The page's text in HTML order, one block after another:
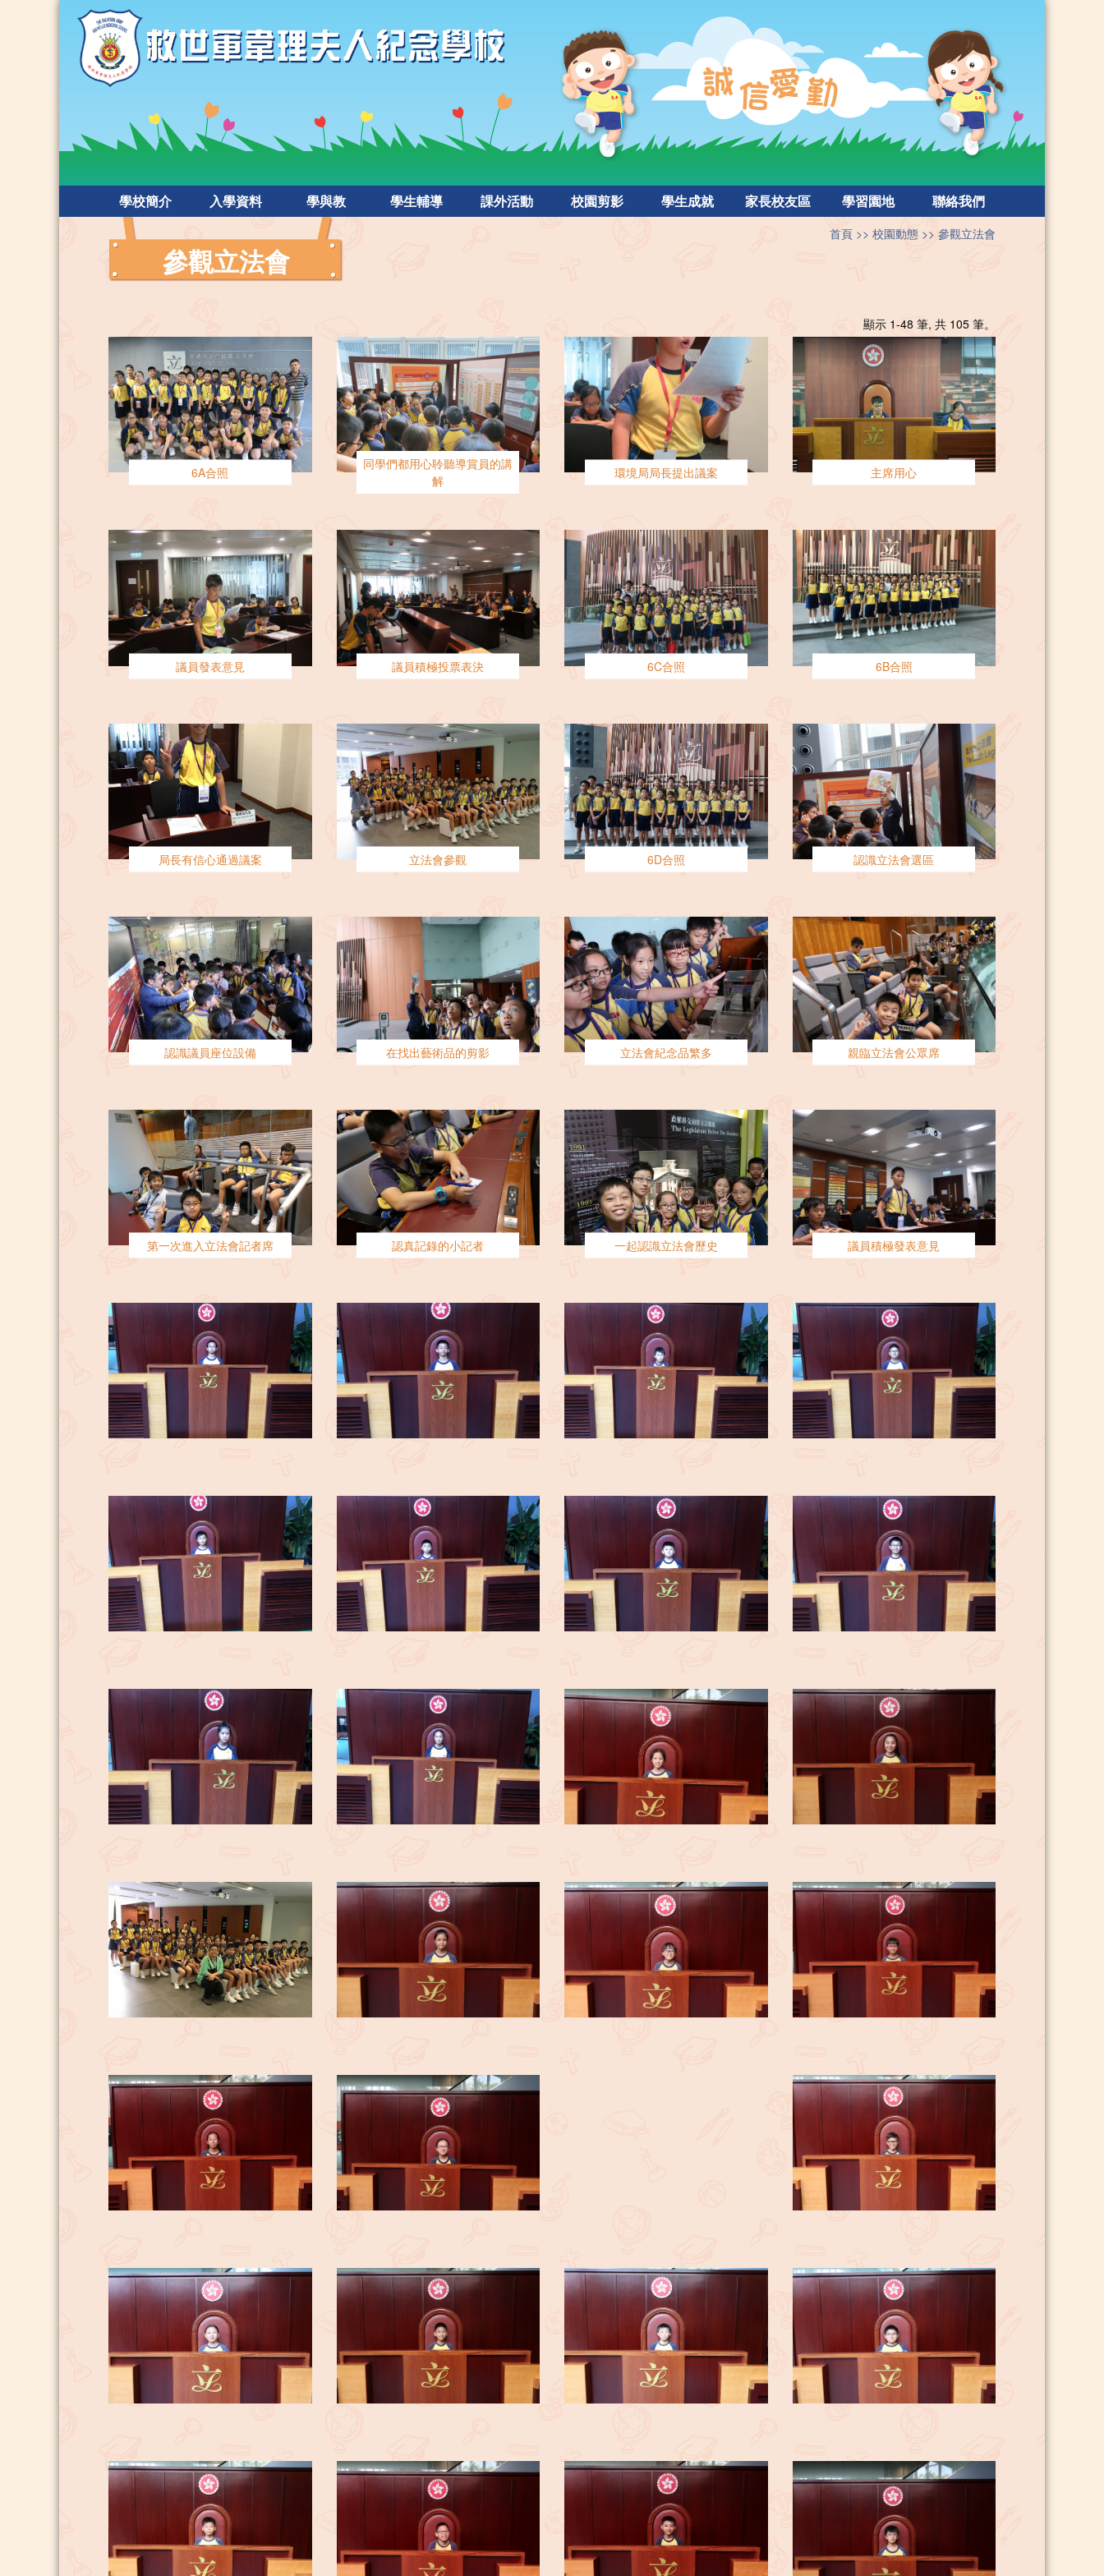
學校簡介 入學資料 學與教 學生輔導 課外活動 校園剪影 學生成就 家長校友區 學習園地 聯絡我們
參觀立法會
首頁 校園動態 參觀立法會
顯示 1-48 筆, 共 105 筆。
6A合照
同學們都用心聆聽導賞員的講
解
環境局局長提出議案 主席用心
議員發表意見 議員積極投票表決 6C合照 6B合照
局長有信心通過議案 立法會參觀 6D合照 認識立法會選區
認識議員座位設備 在找出藝術品的剪影 立法會紀念品繁多 親臨立法會公眾席
第一次進入立法會記者席 認真記錄的小記者 一起認識立法會歷史 議員積極發表意見